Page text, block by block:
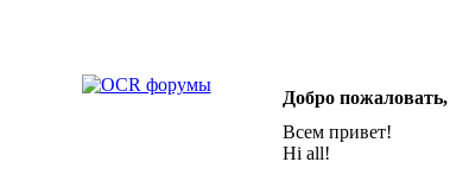
Добро
Всем привет!
Hi all!